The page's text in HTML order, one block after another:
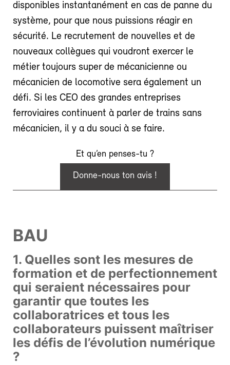
disponibles instantanément en cas de panne du
système, pour que nous puissions réagir en
sécurité. Le recrutement de nouvelles et de
nouveaux collègues qui voudront exercer le
métier toujours super de mécanicienne ou
mécanicien de locomotive sera également un
défi. Si les CEO des grandes entreprises
ferroviaires continuent à parler de trains sans
mécanicien, il y a du souci à se faire.
Et qu’en penses-tu ?
Donne-nous ton avis !
BAU
1. Quelles sont les mesures de
formation et de perfectionnement
qui seraient nécessaires pour
garantir que toutes les
collaboratrices et tous les
collaborateurs puissent maîtriser
les défis de l’évolution numérique
?